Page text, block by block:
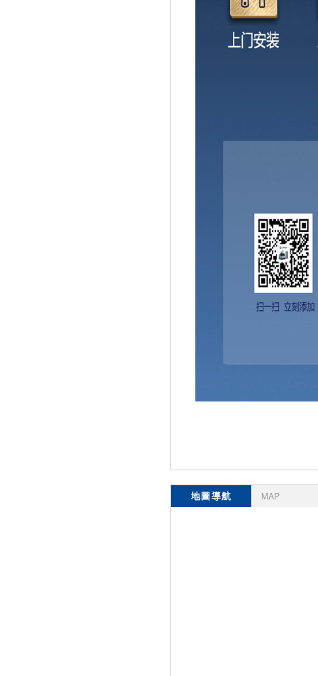
地圖導航 MAP